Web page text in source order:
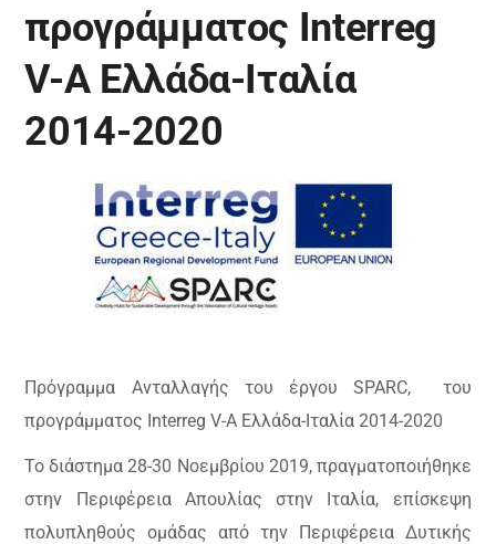
προγράμματος Interreg
V-A Ελλάδα-Ιταλία
2014-2020
Πρόγραμμα Ανταλλαγής του έργου SPARC, του
προγράμματος Interreg V-A Ελλάδα-Ιταλία 2014-2020
Το διάστημα 28-30 Νοεμβρίου 2019, πραγματοποιήθηκε
στην Περιφέρεια Απουλίας στην Ιταλία, επίσκεψη
πολυπληθούς ομάδας από την Περιφέρεια Δυτικής